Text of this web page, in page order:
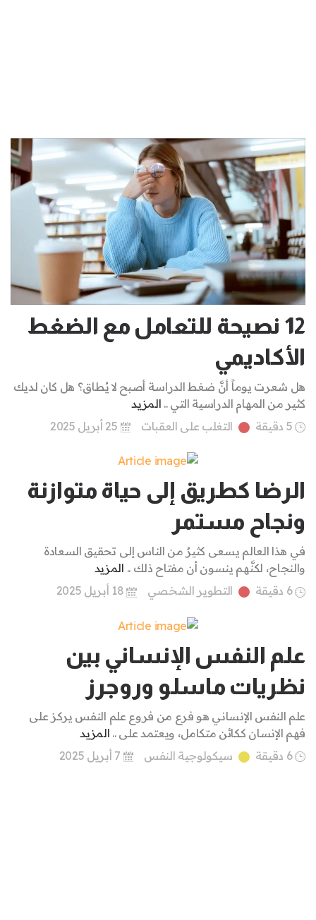
12 نصيحة للتعامل مع الضغط
الأكاديمي
هل شعرت يوماً أنَّ ضغط الدراسة أصبح لا يُطاق؟ هل كان لديك
كثير من المهام الدراسية التي .. المزيد
5 دقيقة
التغلب على العقبات
الرضا كطريق إلى حياة متوازنة
ونجاح مستمر
في هذا العالم يسعى كثيرٌ من الناس إلى تحقيق السعادة
والنجاح، لكنَّهم ينسون أن مفتاح ذلك .. المزيد
6 دقيقة
التطوير الشخصي 18 أبريل 2025
علم النفس الإنساني بين
نظريات ماسلو وروجرز
علم النفس الإنساني هو فرع من فروع علم النفس يركز على
فهم الإنسان ككائن متكامل، ويعتمد على .. المزيد
6 دقيقة
سيكولوجية النفس